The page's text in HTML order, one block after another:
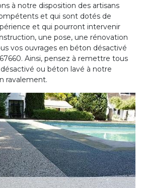
à notre disposition des artisans
et qui sont dotés de
et qui pourront intervenir
une pose, une rénovation
vos ouvrages en béton désactivé
Ainsi, pensez à remettre tous
ou béton lavé à notre
ravalement.